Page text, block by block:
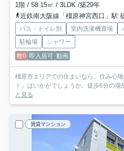
1階 / 58.15㎡ / 3LDK /築29年
近鉄南大阪線「橿原神宮西口」駅
バス・トイレ別 室内洗濯機置場
駐輪場
シャワー
敷0 即入居可 動画
橿原市エリアでの住まいなら、住み心
Ⅰ」はいかがでしょうか。徒歩6分の場
と見る
賃貸マンション